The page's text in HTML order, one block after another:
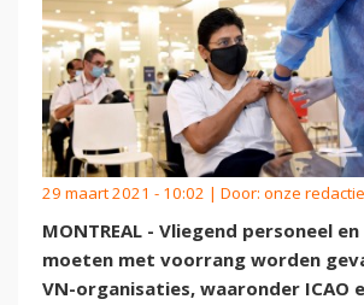
29 maart 2021 - 10:02 | Door: onze redactie
MONTREAL - Vliegend personeel
moeten met voorrang worden
VN-organisaties, waaronder ICAO